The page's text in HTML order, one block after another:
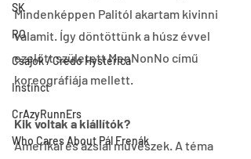
SK
RO
Csajok / Credo Hysterica
Instinct
CrAzyRunnErs
Who Cares About Pál Frenák
Mindenképpen Palitól akartam kivinni
valamit. Így döntöttünk a húsz évvel
ezelőtt született MenNonNo című
koreográfiája mellett.
Kik voltak a kiállítók?
Amerikai és ázsiai művészek. A téma